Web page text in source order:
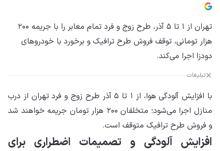
تهران از ۱ تا ۵ آذر، طرح زوج و فرد تمام معابر را با جریمه ۲۰۰
هزار تومانی، توقف فروش طرح ترافیک و برخورد با خودروهای
دودزا اجرا می‌کند.
تبلیغات
با افزایش آلودگی هوا، از ۱ تا ۵ آذر طرح زوج و فرد تهران از درب
منازل اجرا می‌شود؛ متخلفان ۲۰۰ هزار تومان جریمه خواهند شد
و فروش طرح ترافیک متوقف است.
افزایش آلودگی و تصمیمات اضطراری برای